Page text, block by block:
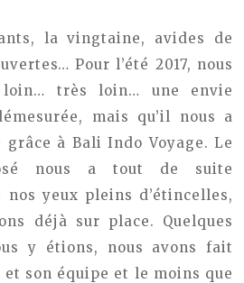
la vingtaine, avides de
Pour l’été 2017, nous
loin… très loin… une envie
mais qu’il nous a
à Bali Indo Voyage. Le
nous a tout de suite
yeux pleins d’étincelles,
déjà sur place. Quelques
y étions, nous avons fait
son équipe et le moins que